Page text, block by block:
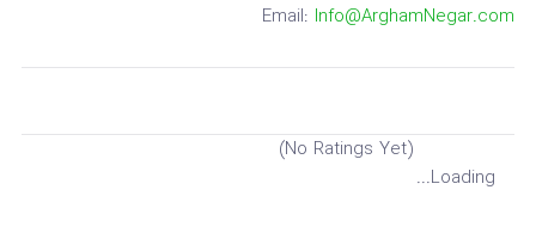
Email: Info@ArghamNegar.com
(No Ratings Yet)
Loading...